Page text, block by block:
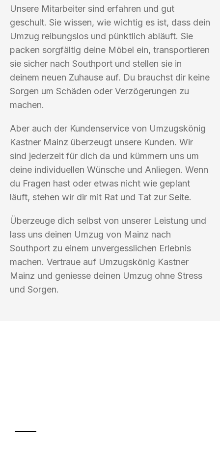
Unsere Mitarbeiter sind erfahren und gut
geschult. Sie wissen, wie wichtig es ist, dass dein
Umzug reibungslos und pünktlich abläuft. Sie
packen sorgfältig deine Möbel ein, transportieren
sie sicher nach Southport und stellen sie in
deinem neuen Zuhause auf. Du brauchst dir keine
Sorgen um Schäden oder Verzögerungen zu
machen.
Aber auch der Kundenservice von Umzugskönig
Kastner Mainz überzeugt unsere Kunden. Wir
sind jederzeit für dich da und kümmern uns um
deine individuellen Wünsche und Anliegen. Wenn
du Fragen hast oder etwas nicht wie geplant
läuft, stehen wir dir mit Rat und Tat zur Seite.
Überzeuge dich selbst von unserer Leistung und
lass uns deinen Umzug von Mainz nach
Southport zu einem unvergesslichen Erlebnis
machen. Vertraue auf Umzugskönig Kastner
Mainz und geniesse deinen Umzug ohne Stress
und Sorgen.